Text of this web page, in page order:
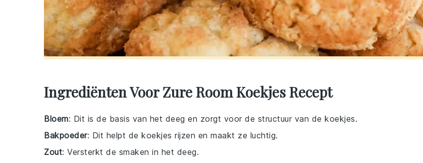
Ingrediënten Voor Zure Room Koekjes Recept
Bloem: Dit is de basis van het deeg en zorgt voor de structuur van de koekjes.
Bakpoeder: Dit helpt de koekjes rijzen en maakt ze luchtig.
Zout: Versterkt de smaken in het deeg.